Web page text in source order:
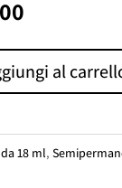
Il
attuale
è: al
da 18 ml,